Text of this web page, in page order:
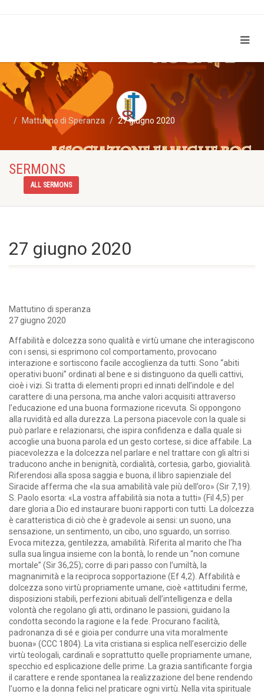
Mattutino di Speranza 27 giugno 2020
SERMONS
ALL SERMONS
27 giugno 2020
Mattutino di speranza
27 giugno 2020
Affabilità e dolcezza sono qualità e virtù umane che interagiscono
con i sensi, si esprimono col comportamento, provocano
interazione e sortiscono facile accoglienza da tutti. Sono “abiti
operativi buoni” ordinati al bene e si distinguono da quelli cattivi,
cioè i vizi. Si tratta di elementi propri ed innati dell’indole e del
carattere di una persona, ma anche valori acquisiti attraverso
l’educazione ed una buona formazione ricevuta. Si oppongono
alla ruvidità ed alla durezza. La persona piacevole con la quale si
può parlare e relazionarsi, che ispira confidenza e dalla quale si
accoglie una buona parola ed un gesto cortese, si dice affabile. La
piacevolezza e la dolcezza nel parlare e nel trattare con gli altri si
traducono anche in benignità, cordialità, cortesia, garbo, giovialità.
Riferendosi alla sposa saggia e buona, il libro sapienziale del
Siracide afferma che «la sua amabilità vale più dell’oro» (Sir 7,19).
S. Paolo esorta: «La vostra affabilità sia nota a tutti» (Fil 4,5) per
dare gloria a Dio ed instaurare buoni rapporti con tutti. La dolcezza
è caratteristica di ciò che è gradevole ai sensi: un suono, una
sensazione, un sentimento, un cibo, uno sguardo, un sorriso.
Evoca mitezza, gentilezza, amabilità. Riferita al marito che l’ha
sulla sua lingua insieme con la bontà, lo rende un “non comune
mortale” (Sir 36,25); corre di pari passo con l’umiltà, la
magnanimità e la reciproca sopportazione (Ef 4,2). Affabilità e
dolcezza sono virtù propriamente umane, cioè «attitudini ferme,
disposizioni stabili, perfezioni abituali dell’intelligenza e della
volontà che regolano gli atti, ordinano le passioni, guidano la
condotta secondo la ragione e la fede. Procurano facilità,
padronanza di sé e gioia per condurre una vita moralmente
buona» (CCC 1804). La vita cristiana si esplica nell’esercizio delle
virtù teologali, cardinali e soprattutto quelle propriamente umane,
specchio ed esplicazione delle prime. La grazia santificante forgia
il carattere e rende spontanea la realizzazione del bene rendendo
l’uomo e la donna felici nel praticare ogni virtù. Nella vita spirituale